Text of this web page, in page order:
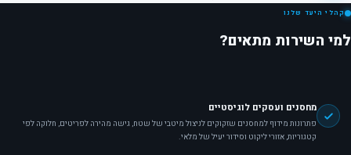
קהלי היעד שלנו
למי השירות מתאים?
מחסנים ועסקים לוגיסטיים
פתרונות מידוף למחסנים שזקוקים לניצול מיטבי של שטח, גישה מהירה לפריטים, חלוקה לפי
קטגוריות, אזורי ליקוט וסידור יעיל של מלאי.